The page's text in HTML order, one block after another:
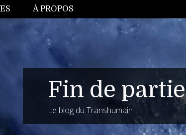
À PROPOS
Fin de partie
Le blog du Transhumain